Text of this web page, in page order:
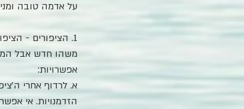
על אדמה טובה ומניבים פרי: חלק
1. הציפורים -
משהו חדש אבל
אפשרויות:
א. לרדוף אחרי
הזדמנויות. אי